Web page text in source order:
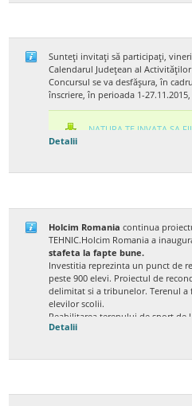
Mapa concurs judetean
Sunteţi invitaţi să participaţi,
Calendarul Judeţean al
Concursul se va desfăşura, în
înscriere, în perioada 1-
NATURA TE INVATA SA
Detalii
Holcim Romania continua
TEHNIC.Holcim Romania a
stafeta la fapte bune.
Investitia reprezinta un punct de
peste 900 elevi. Proiectul de
delimitat si a tribunelor. Terenul
elevilor scolii.
Reabilitarea terenului de sport de
campaniei
lawww.holcim.rosi pagina
Detalii